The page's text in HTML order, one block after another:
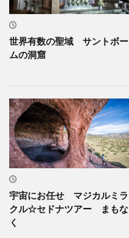
世界有数の聖域 サントボー
ムの洞窟
宇宙にお任せ マジカルミラ
クル☆セドナツアー まもな
く